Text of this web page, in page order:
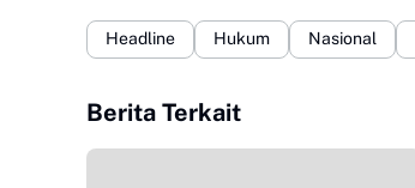
Headline Hukum Nasional
Berita Terkait